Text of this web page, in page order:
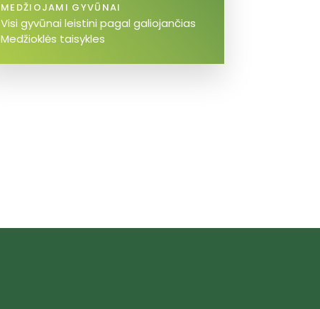
MEDŽIOJAMI GYVŪNAI
Visi gyvūnai leistini pagal galiojančias
Medžioklės taisykles